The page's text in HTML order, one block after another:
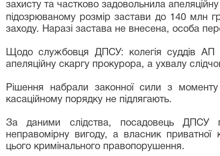
захисту та частково задовольнила
підозрюваному розмір застави до 140 млн
заходу. Наразі застава не внесена, особа
Щодо службовця ДПСУ: колегія суддів
апеляційну скаргу прокурора, а ухвалу
Рішення набрали законної сили з
касаційному порядку не підлягають.
За даними слідства, посадовець ДПСУ
неправомірну вигоду, а власник приватної
цього кримінального правопорушення.